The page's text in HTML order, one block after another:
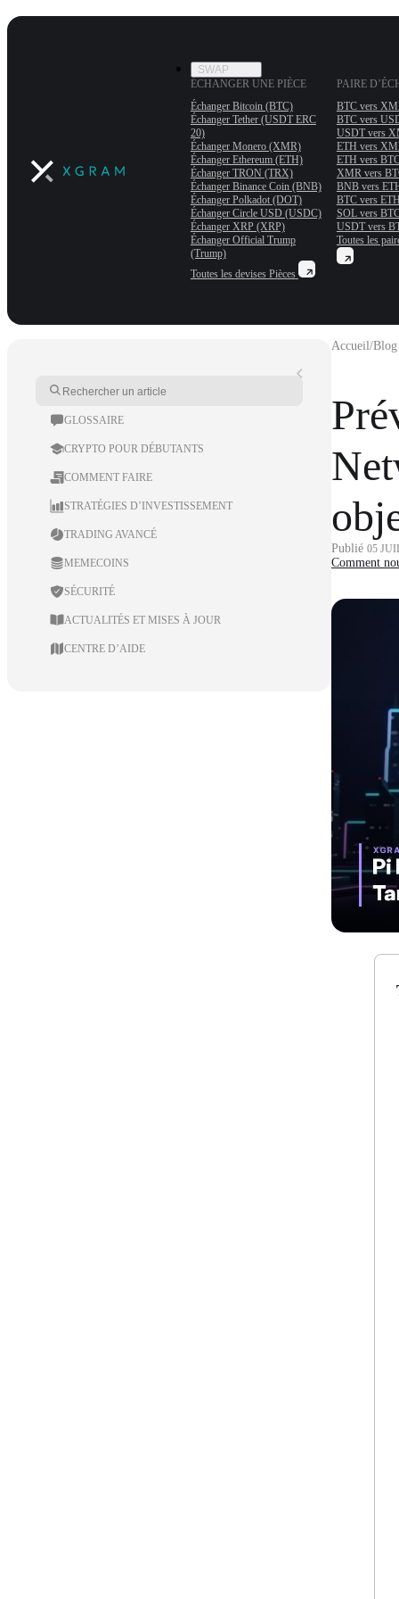
SWAP
ÉCHANGER UNE PIÈCE
Échanger Bitcoin (BTC)
Échanger Tether (USDT ERС
20)
Échanger Monero (XMR)
Échanger Ethereum (ETH)
Échanger TRON (TRX)
Échanger Binance Coin (BNB)
Échanger Polkadot (DOT)
Échanger Circle USD (USDC)
Échanger XRP (XRP)
Échanger Official Trump
(Trump)
Toutes les devises Pièces
PAIRE
BTC vers
BTC vers
USDT vers
ETH vers
ETH vers
XMR vers
BNB vers
BTC vers
SOL vers
USDT vers
Toutes les
GLOSSAIRE
CRYPTO POUR DÉBUTANTS
COMMENT FAIRE
STRATÉGIES D’INVESTISSEMENT
TRADING AVANCÉ
MEMECOINS
SÉCURITÉ
ACTUALITÉS ET MISES À JOUR
CENTRE D’AIDE
Accueil/
Publié 05
Comment